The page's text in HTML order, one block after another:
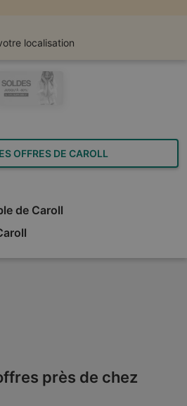
localisation
OFFRES DE CAROLL
de Caroll
près de chez